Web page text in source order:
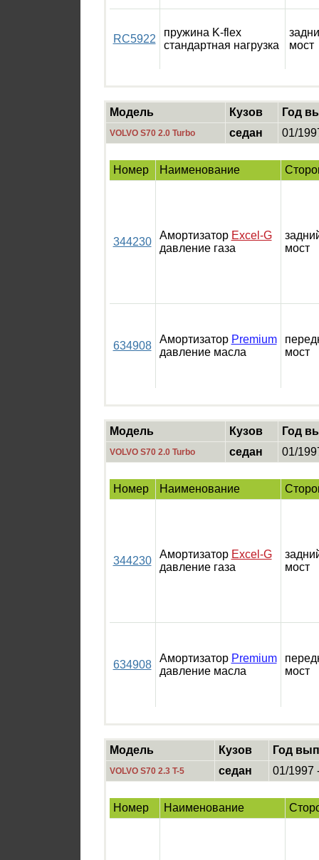
RC5922
пружина K-flex
стандартная нагрузка
мост
Модель Кузов Год
VOLVO S70 2.0 Turbo седан 01/
Номер Наименование
344230
Амортизатор Excel-G
давление газа
мост
634908
Амортизатор Premium
давление масла
мост
Модель Кузов Год
VOLVO S70 2.0 Turbo седан 01/
Номер Наименование
344230
Амортизатор Excel-G
давление газа
мост
634908
Амортизатор Premium
давление масла
мост
Модель Кузов Год
VOLVO S70 2.3 T-5 седан 01/1997
Номер Наименование